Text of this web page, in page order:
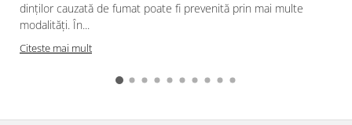
dinților cauzată de fumat poate fi prevenită prin mai multe
modalități. În...
Citeste mai mult